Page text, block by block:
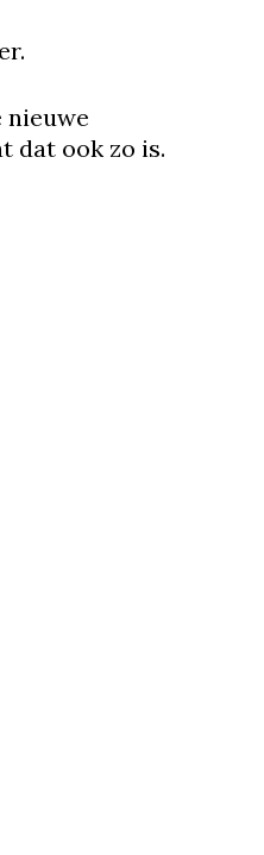
nieuwe
dat ook zo is.